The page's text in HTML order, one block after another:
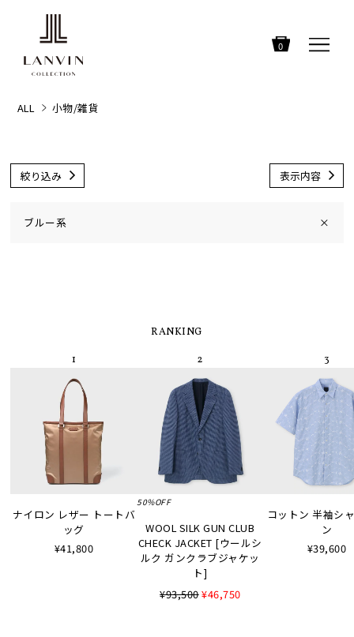
0
ALL 小物/雑貨
絞り込み 表示内容
ブルー系 ×
RANKING
ナイロン レザー トートバ
ッグ
¥41,800
50%OFF
WOOL SILK GUN CLUB
CHECK JACKET [ウールシ
ルク ガンクラブジャケッ
ト]
¥93,500¥46,750
コットン 半袖シ
ン
¥39,600